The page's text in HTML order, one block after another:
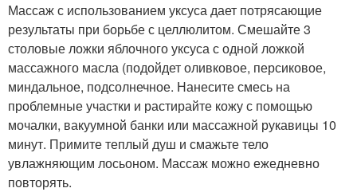
Массаж с использованием уксуса дает потрясающие
результаты при борьбе с целлюлитом. Смешайте 3
столовые ложки яблочного уксуса с одной ложкой
массажного масла (подойдет оливковое, персиковое,
миндальное, подсолнечное. Нанесите смесь на
проблемные участки и растирайте кожу с помощью
мочалки, вакуумной банки или массажной рукавицы 10
минут. Примите теплый душ и смажьте тело
увлажняющим лосьоном. Массаж можно ежедневно
повторять.